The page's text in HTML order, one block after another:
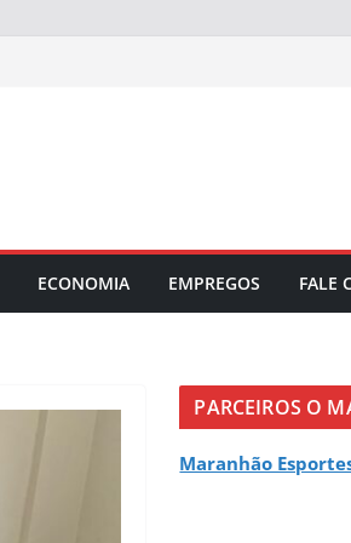
ECONOMIA EMPREGOS FALE
PARCEIROS O
Maranhão